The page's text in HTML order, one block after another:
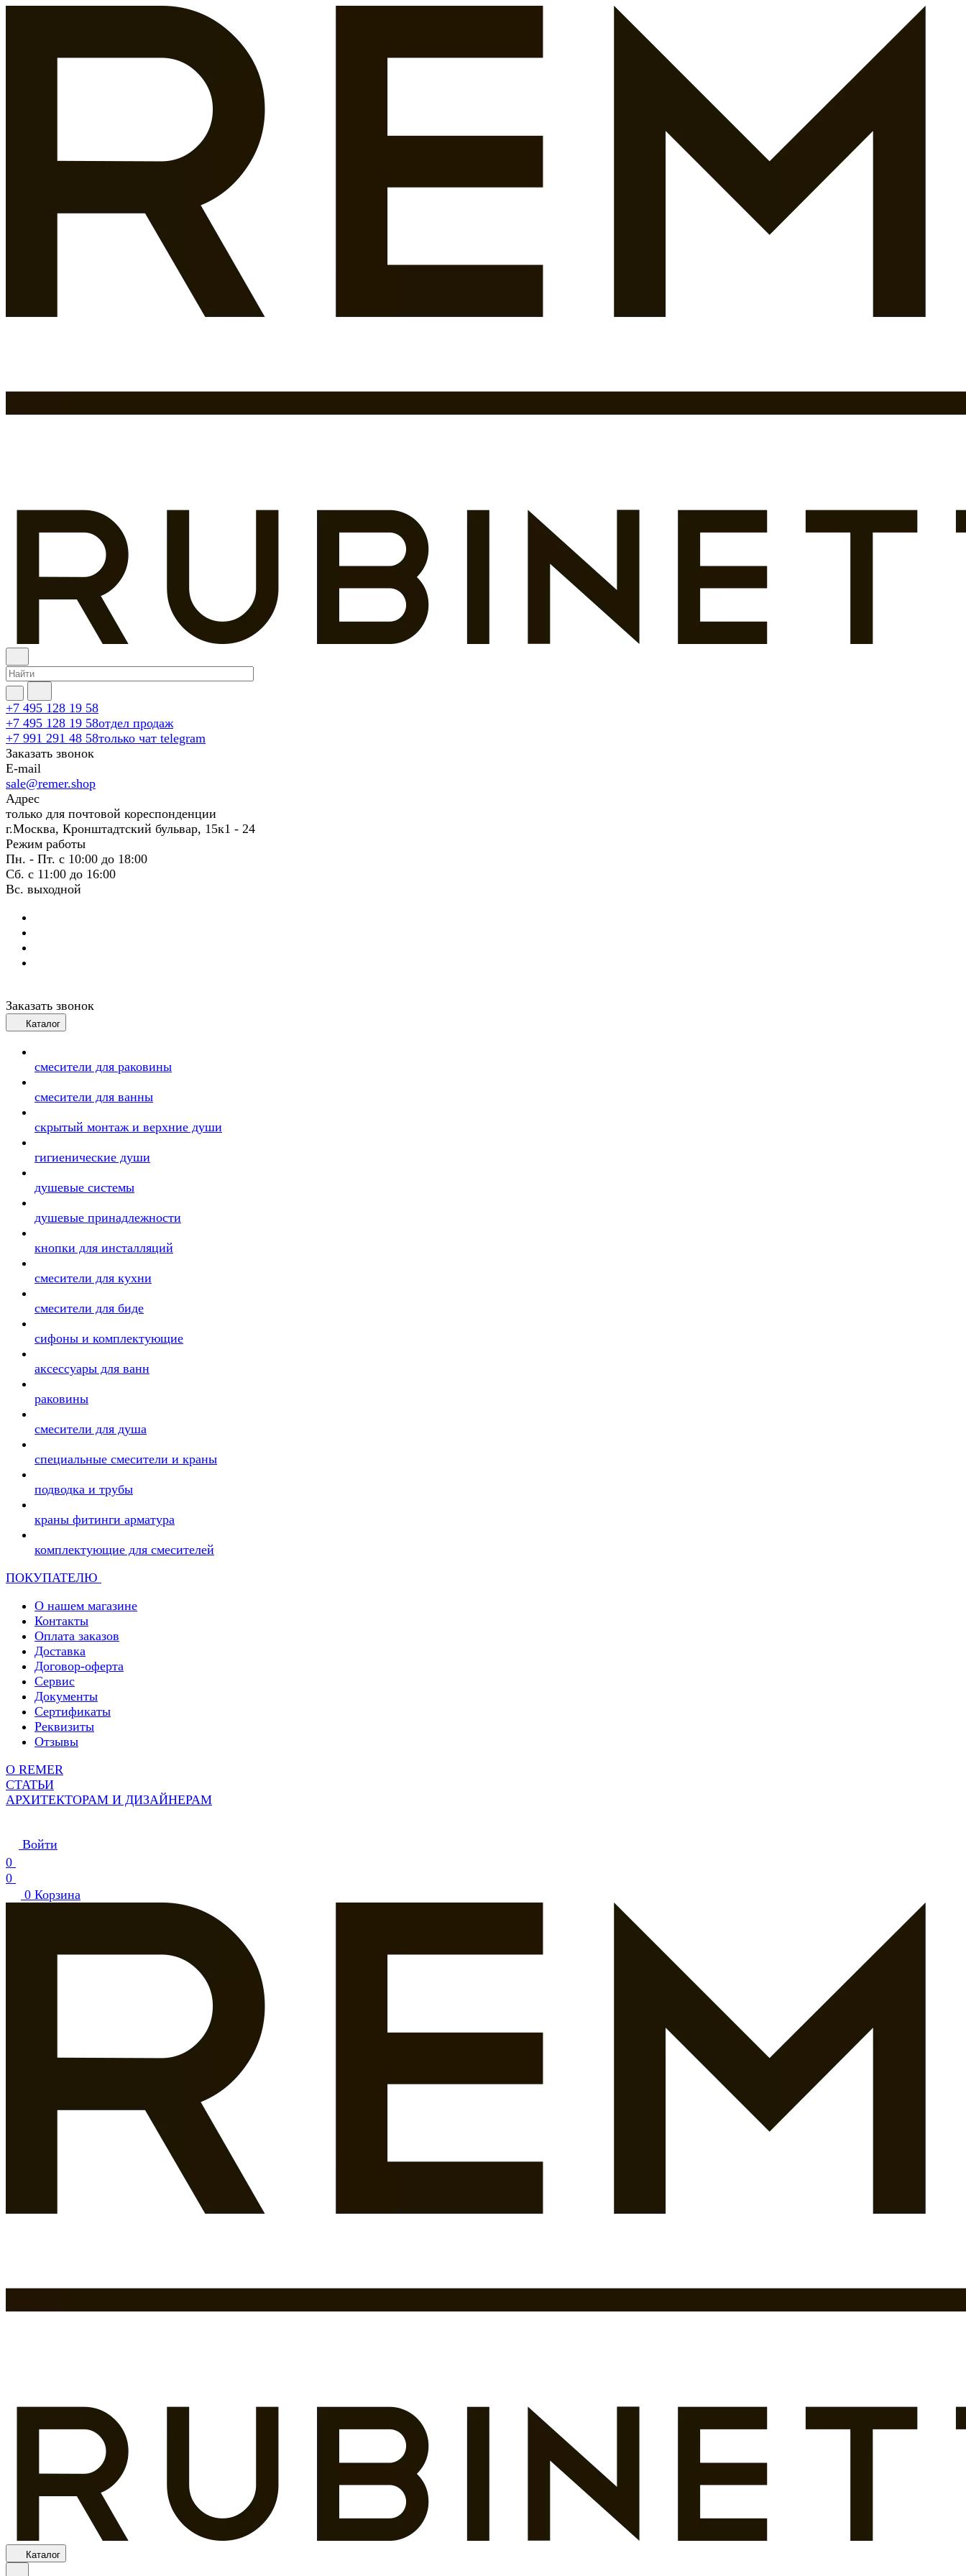
+7 495 128 19 58
+7 495 128 19 58отдел продаж
+7 991 291 48 58только чат telegram
Заказать звонок
E-mail
sale@remer.shop
Адрес
только для почтовой кореспонденции
г.Москва, Кронштадтский бульвар, 15к1 - 24
Режим работы
Пн. - Пт. с 10:00 до 18:00
Сб. с 11:00 до 16:00
Вс. выходной
Заказать звонок
Каталог
смесители для раковины
смесители для ванны
скрытый монтаж и верхние души
гигиенические души
душевые системы
душевые принадлежности
кнопки для инсталляций
смесители для кухни
смесители для биде
сифоны и комплектующие
аксессуары для ванн
раковины
смесители для душа
специальные смесители и краны
подводка и трубы
краны фитинги арматура
комплектующие для смесителей
ПОКУПАТЕЛЮ
О нашем магазине
Контакты
Оплата заказов
Доставка
Договор-оферта
Сервис
Документы
Сертификаты
Реквизиты
Отзывы
О REMER
СТАТЬИ
АРХИТЕКТОРАМ И ДИЗАЙНЕРАМ
Войти
0
0
0 Корзина
Каталог